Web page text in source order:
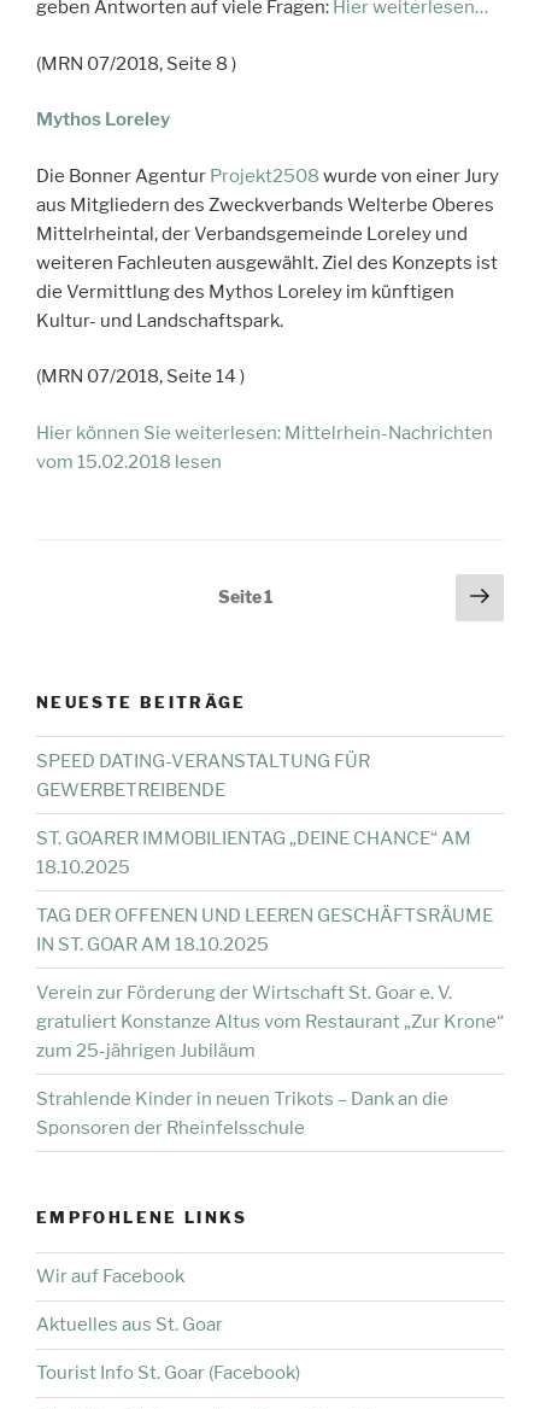
geben Antworten auf viele Fragen: Hier weiterlesen…
(MRN 07/2018, Seite 8 )
Mythos Loreley
Die Bonner Agentur Projekt2508 wurde von einer Jury
aus Mitgliedern des Zweckverbands Welterbe Oberes
Mittelrheintal, der Verbandsgemeinde Loreley und
weiteren Fachleuten ausgewählt. Ziel des Konzepts ist
die Vermittlung des Mythos Loreley im künftigen
Kultur- und Landschaftspark.
(MRN 07/2018, Seite 14 )
Hier können Sie weiterlesen: Mittelrhein-Nachrichten
vom 15.02.2018 lesen
Seitennummerierung
Seite1
NEUESTE BEITRÄGE
SPEED DATING-VERANSTALTUNG FÜR
GEWERBETREIBENDE
ST. GOARER IMMOBILIENTAG „DEINE CHANCE“ AM
18.10.2025
TAG DER OFFENEN UND LEEREN GESCHÄFTSRÄUME
IN ST. GOAR AM 18.10.2025
Verein zur Förderung der Wirtschaft St. Goar e. V.
gratuliert Konstanze Altus vom Restaurant „Zur Krone“
zum 25-jährigen Jubiläum
Strahlende Kinder in neuen Trikots – Dank an die
Sponsoren der Rheinfelsschule
EMPFOHLENE LINKS
Wir auf Facebook
Aktuelles aus St. Goar
Tourist Info St. Goar (Facebook)